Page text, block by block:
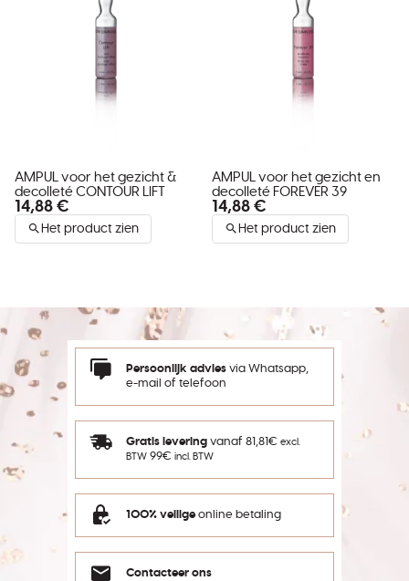
AMPUL voor het gezicht &
decolleté CONTOUR LIFT
14,88 €
Het product zien
AMPUL voor het gezicht en
decolleté FOREVER 39
14,88 €
Het product zien
Persoonlijk advies via Whatsapp,
e-mail of telefoon
Gratis levering vanaf 81,81€ excl.
BTW 99€ incl. BTW
100% veilige online betaling
Contacteer ons